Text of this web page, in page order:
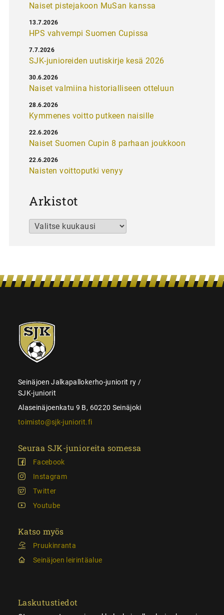
Naiset pistejakoon MuSan kanssa
HPS vahvempi Suomen Cupissa
13.7.2026
SJK-junioreiden uutiskirje kesä 2026
7.7.2026
Naiset valmiina historialliseen otteluun
30.6.2026
Kymmenes voitto putkeen naisille
28.6.2026
Naiset Suomen Cupin 8 parhaan joukkoon
22.6.2026
Naisten voittoputki venyy
22.6.2026
Arkistot
Arkistot
SJK-
juniorit
Seinäjoen Jalkapallokerho-juniorit ry /
SJK-juniorit
Alaseinäjoenkatu 9 B, 60220 Seinäjoki
toimisto@sjk-juniorit.fi
Seuraa SJK-junioreita somessa
Facebook
Instagram
Twitter
Youtube
Katso myös
Pruukinranta
Seinäjoen leirintäalue
Laskutustiedot